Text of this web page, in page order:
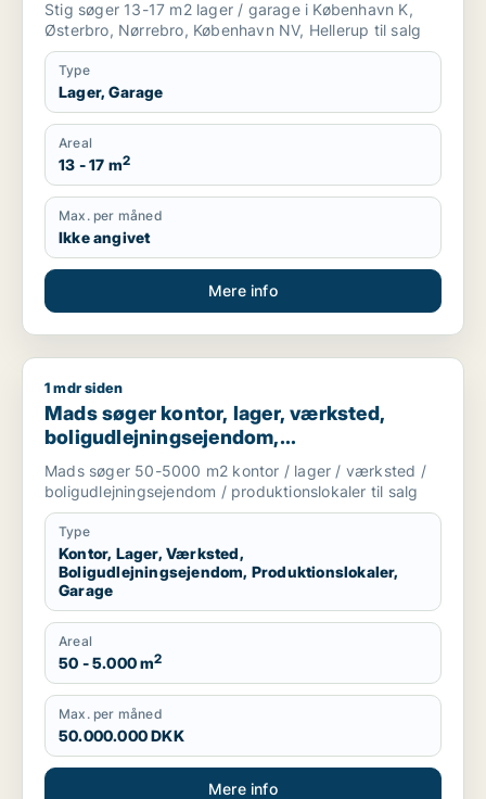
Stig søger 13-17 m2 lager / garage i København K,
Østerbro, Nørrebro, København NV, Hellerup til salg
Type
Lager, Garage
Areal
13 - 17 m2
Max. per måned
Ikke angivet
Mere info
Mads søger kontor, lager, værksted,
1 mdr siden
Mads søger kontor, lager, værksted,
boligudlejningsejendom,
produktionslokaler eller garage til salg i
København
Mads søger 50-5000 m2 kontor / lager / værksted /
boligudlejningsejendom / produktionslokaler til salg
Type
Kontor, Lager, Værksted,
Boligudlejningsejendom, Produktionslokaler,
Garage
Areal
50 - 5.000 m2
Max. per måned
50.000.000 DKK
Mere info